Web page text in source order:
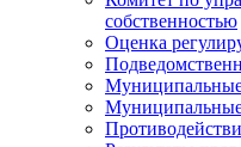
собственностью
Оценка